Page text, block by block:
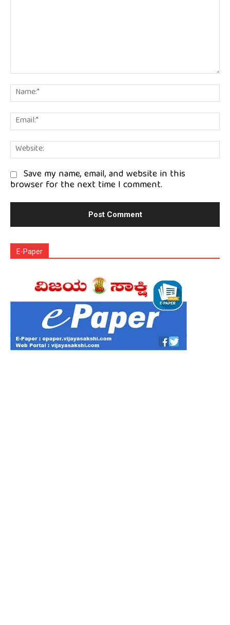
Comment:
Save my name, email, and website in this
browser for the next time I comment.
E-Paper